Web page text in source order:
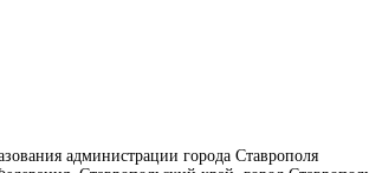
администрации города Ставрополя